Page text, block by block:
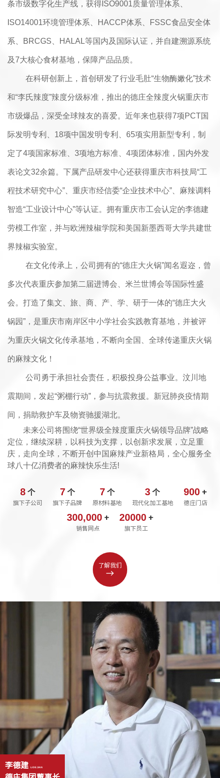
条市级数字化生产线，获得ISO9001质量管理体系、
ISO14001环境管理体系、HACCP体系、FSSC食品安全体
系、BRCGS、HALAL等国内及国际认证，并自建溯源系统
及7大核心食材基地，保障产品品质。
在科研创新上，首创研发了行业毛肚“生物酶嫩化”技术
和“李氏辣度”辣度分级标准，推出的德庄全辣度火锅重庆市
市级爆品，深受全球辣友的喜爱。近年来也获得7项PCT国
际发明专利、18项中国发明专利、65项实用新型专利，制
定了4项国家标准、3项地方标准、4项团体标准，国内外发
表论文32余篇。下属产品研发中心还获得重庆市科技局“工
程技术研究中心”、重庆市经信委“企业技术中心”、麻辣调料
智造“工业设计中心”等认证。拥有重庆市工会认定的李德建
劳模工作室，并与欧洲辣椒学院和美国新墨西哥大学共建世
界辣椒实验室。
在文化传承上，公司拥有的“德庄大火锅”闻名遐迩，曾
多次代表重庆参加第二届进博会、米兰世博会等国际性盛
会。打造了集文、旅、商、产、学、研于一体的“德庄大火
锅园”，是重庆市南岸区中小学社会实践教育基地，并被评
为重庆火锅文化传承基地，不断向全国、全球传递重庆火锅
的麻辣文化！
公司勇于承担社会责任，积极投身公益事业。汶川地
震期间，发起“粥棚行动”，参与抗震救援。新冠肺炎疫情期
间，捐助救护车及物资驰援湖北。
未来公司将围绕“世界级全辣度重庆火锅领导品牌”战略
定位，继续深耕，以科技为支撑，以创新求发展，立足重
庆，走向全球，不断开创中国麻辣产业新格局，全心服务全
球八十亿消费者的麻辣快乐生活!
8个
旗下子公司
7 个
旗下子品牌
7 个
原材料基地
3 个
现代化加工基地
900 +
德庄门店
300,000 +
销售网点
20000+
旗下员工
了解我们
李德建 LI DE JIAN